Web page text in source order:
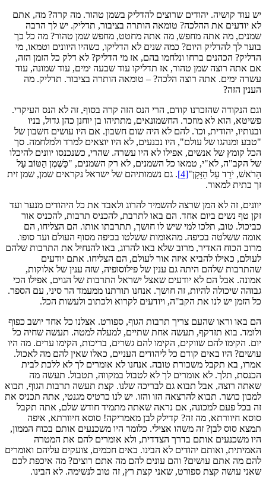
יש עוד קושיה. יהודים שרוצים להדליק בשמן טהור. מה קרה? מה, אתם
לא יודעים את ההלכה? טומאה הותרה בציבור, תדליק. יש לך הרבה
שמנים, מה אתה מחפש, מה אתה מחטט, מחפש שמן טהור? מה כל כך
בוער לך להדליק היום? כמה שנים לא הדליקו, כשהיו היוונים וטמאו, מי
הדליק? הכהנים ברחו ונלחמו בהם, אז מי הדליק? לא דלק כל הזמן הזה,
אם אתה רוצה שמן טהור, אז תדליקו עוד שבעה ימים, עוד שמונה, עוד
עשרה ימים. אתה רוצה הלכה? – טומאה הותרה בציבור. תדליק. מה
הענין הזה?
וגם הנקודה שהזכרנו קודם, הרי הנס הזה קרה בסוף, זה לא הנס העיקרי.
פשיטא, הוא לא מוזכר. החשמונאים, מתתיהו בן יוחנן כהן גדול, בניו
ובנותיו, יהודית, וכו'. להם לא היה שום חשבון. אם היו עושים חשבון של
"טבע ומנהגו של עולם", היו נכנעים, לא היו יוצאים למרד ולמלחמה. סך
הכל קומץ של אנשים, אפילו לא היו עשרה. שהרי, כשנכנסו יוונים להיכלו
של הקב"ה, לא"י, טמאו כל השמנים, לא רק השמנים, "כַּשֶּׁמֶן הַטּוֹב עַל
הָרֹאשׁ, יֹרֵד עַל הַזָּקָן"[4]
. גם נשמותיהם של ישראל נקראים שמן, שמן זית
זך כתית למאור.
יוונים, זה לא המן שרצה להשמיד להרוג ולאבד את כל היהודים מנער ועד
זקן טף נשים ביום אחד. הם באו לתרבת, להכניס תרבות, להכניס אור
כביכול. טוב, תלכו למי שיש לו חושך, תתרבתו אותו. הם הצליחו, הם
אומה ששלטה בכיפה. מהאומות ששלטו בכיפה מסוף העולם ועד סופו.
מרוב הכוח האדיר, מרוב שלא באו להרוג, באו להנחיל את התרבות שלהם
לעולם, כאילו להביא איזה אור לעולם, הם הצליחו. אתם יודעים
שהתרבות שלהם היתה גם ענין של פילוסופיה, שזה ענין של אלוקות,
אמונה. אבל הם לא יודעים שאצל ישראל התרבות של הגוים, אפילו הכי
גבוהה שיכולה להיות, זה חושך. אנחנו תורתנו ממעמד הר סיני, עם הספר.
כל הזמן יש לנו את הקב"ה, ויודעים לקרוא ולכתוב ולעשות הכל.
הם באו וראו שהעם צריך תרבות הגוף, ספורט. אצלנו כל אחד יושב כפוף
ולומד. בוא תזדקף, תעשה אחת שתיים, למעלה למטה. תעשה שחיה כל
יום. הקימו להם שווקים, הקימו להם גשרים, בריכות, הקימו ערים. מה היו
עושים? היו באים קודם כל ליהודים העניים, כאלו שאין להם מה לאכול.
אמרו, בא תקבל משכורת טובה. אנחנו לא אומרים לך לא ללכת לבית
הכנסת, תלך. לא אומרים לך לא לטבול במקווה, תטבול. תעשה מה
שאתה רוצה, אבל תבוא גם לבריכה שלנו. קצת תעשה תרבות הגוף, תבוא
למכון כושר. תבוא להרצאה הזו והזו. יש לנו כרטיס מגנטי, אתה תכניס את
זה בכל פעם למכונה, אם נראה שאתה מתמיד חודש שלם, אתה תקבל
סוסא חיוורתא, מה זה? קדילק לבן מאמריקה! סוסא חיוורתא, איפה
תמצא סוס לבן? זה משהו אצילי. כלומר היו משכנעים אותם בכוח הממון,
היו משכנעים אותם בדרך הצדדית, ולא אומרים להם את המטרה
האמיתית, ואותם יהודים לא הבינו. באים חכמים, צועקים עליהם ואומרים
להם מה אתם עושים? והם עונים להם מה אתם רוצים? מה איכפת לכם
שאני עושה קצת ספורט, שאני קצת רץ, זה טוב לנשימה. לא הבינו.